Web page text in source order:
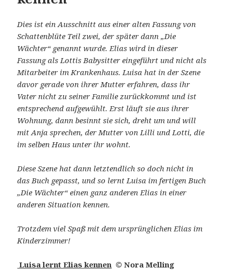
Dies ist ein Ausschnitt aus einer alten Fassung von
Schattenblüte Teil zwei, der später dann „Die
Wächter“ genannt wurde. Elias wird in dieser
Fassung als Lottis Babysitter eingeführt und nicht als
Mitarbeiter im Krankenhaus. Luisa hat in der Szene
davor gerade von ihrer Mutter erfahren, dass ihr
Vater nicht zu seiner Familie zurückkommt und ist
entsprechend aufgewühlt. Erst läuft sie aus ihrer
Wohnung, dann besinnt sie sich, dreht um und will
mit Anja sprechen, der Mutter von Lilli und Lotti, die
im selben Haus unter ihr wohnt.
Diese Szene hat dann letztendlich so doch nicht in
das Buch gepasst, und so lernt Luisa im fertigen Buch
„Die Wächter“ einen ganz anderen Elias in einer
anderen Situation kennen.
Trotzdem viel Spaß mit dem ursprünglichen Elias im
Kinderzimmer!
Luisa lernt Elias kennen © Nora Melling